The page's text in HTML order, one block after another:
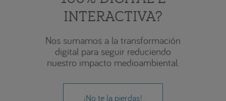
INTERACTIVA?
Nos sumamos a la transformación
digital para seguir reduciendo
nuestro impacto medioambiental.
¡No te la pierdas!